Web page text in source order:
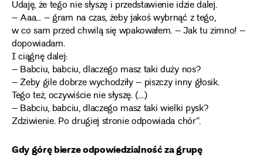
Udaję, że tego nie słyszę i przedstawienie idzie dalej.
– Aaa… – gram na czas, żeby jakoś wybrnąć z tego,
w co sam przed chwilą się wpakowałem. – Jak tu zimno! –
dopowiadam.
I ciągnę dalej:
– Babciu, babciu, dlaczego masz taki duży nos?
– Żeby gile dobrze wychodziły – piszczy inny głosik.
Tego też, oczywiście nie słyszę. (…)
– Babciu, babciu, dlaczego masz taki wielki pysk?
Zdziwienie. Po drugiej stronie odpowiada chór”.
Gdy górę bierze odpowiedzialność za grupę